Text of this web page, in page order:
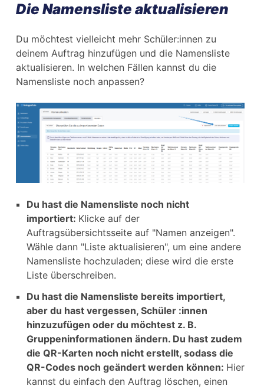
Die Namensliste aktualisieren
Du möchtest vielleicht mehr Schüler:innen zu
deinem Auftrag hinzufügen und die Namensliste
aktualisieren. In welchen Fällen kannst du die
Namensliste noch anpassen?
Du hast die Namensliste noch nicht
importiert: Klicke auf der
Auftragsübersichtsseite auf "Namen anzeigen".
Wähle dann "Liste aktualisieren", um eine andere
Namensliste hochzuladen; diese wird die erste
Liste überschreiben.
Du hast die Namensliste bereits importiert,
aber du hast vergessen, Schüler :innen
hinzuzufügen oder du möchtest z. B.
Gruppeninformationen ändern. Du hast zudem
die QR-Karten noch nicht erstellt, sodass die
QR-Codes noch geändert werden können: Hier
kannst du einfach den Auftrag löschen, einen